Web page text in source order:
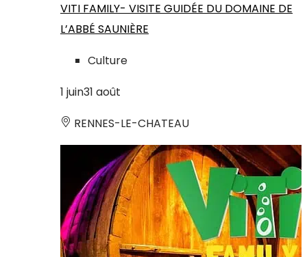
VITI FAMILY- VISITE GUIDÉE DU DOMAINE DE
L’ABBÉ SAUNIÈRE
Culture
1 juin31 août
RENNES-LE-CHATEAU